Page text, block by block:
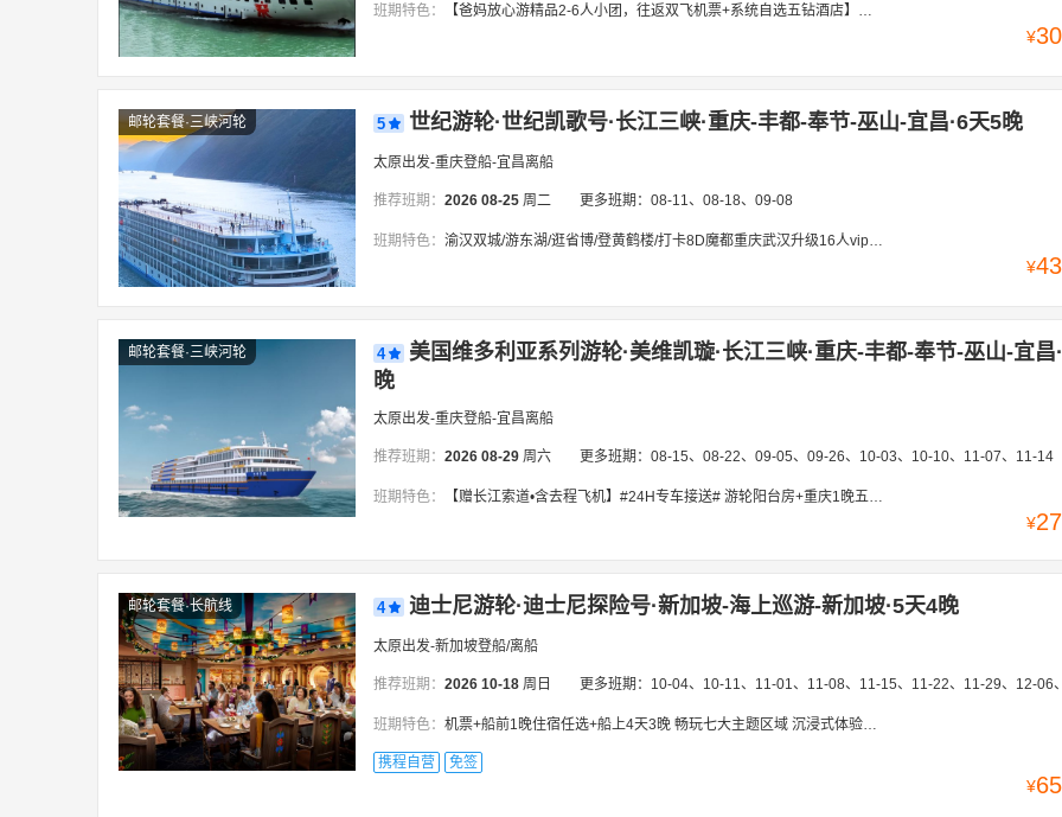
班期特色： 【爸妈放心游精品2-6人小团，往返双飞机票+系统自选五钻酒店】长江索道+重庆山城地道火锅「瞿塘峡巫峡+小三峡+三峡大坝+丰都鬼城」重庆网红打卡+专车直达登船码头，宜昌登船
¥
邮轮套餐·三峡河轮 5 世纪游轮·世纪凯歌号·长江三峡·重庆-丰都-奉节-巫山-宜昌·6天5晚
太原出发-重庆登船-宜昌离船
推荐班期： 2026 08-25 周二 更多班期： 08-11、08-18、09-08
班期特色： 渝汉双城/游东湖/逛省博/登黄鹤楼/打卡8D魔都重庆武汉升级16人vip小团【新船精选·服务升级·爸妈放心游】宿江景全静音客房+行李搬运·中西自助餐·赠夜宵/24H专车接机/站服务
¥
邮轮套餐·三峡河轮 4
美国维多利亚系列游轮·美维凯璇·长江三峡·重庆-丰都-奉节-巫山-宜昌
晚
太原出发-重庆登船-宜昌离船
推荐班期： 2026 08-29 周六 更多班期： 08-15、08-22、09-05、09-26、10-03、10-10、11-07、11-14
班期特色： 【赠长江索道•含去程飞机】#24H专车接送# 游轮阳台房+重庆1晚五钻酒店，船游巫峡/瞿塘峡+神女溪，睹青山峭壁，看大江奔流，长江索道|磁器口|李子坝轻轨|周公馆
¥
邮轮套餐·长航线 4 迪士尼游轮·迪士尼探险号·新加坡-海上巡游-新加坡·5天4晚
太原出发-新加坡登船/离船
推荐班期： 2026 10-18 周日 更多班期： 10-04、10-11、11-01、11-08、11-15、11-22、11-29、12-06、12-13、12-
班期特色： 机票+船前1晚住宿任选+船上4天3晚 畅玩七大主题区域 沉浸式体验海上梦幻旅程
携程自营 免签
¥